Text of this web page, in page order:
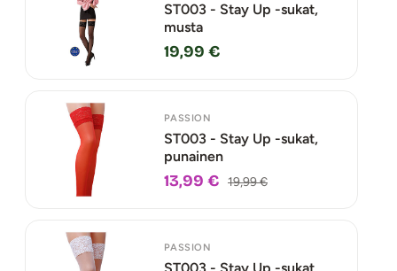
ST003 - Stay Up -sukat,
musta
19,99 €
PASSION
ST003 - Stay Up -sukat,
punainen
13,99 € 19,99 €
PASSION